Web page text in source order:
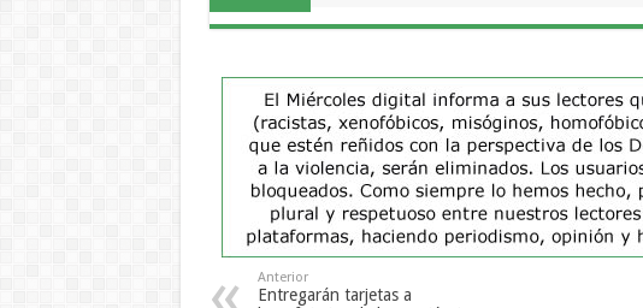
Anterior
Entregarán tarjetas a